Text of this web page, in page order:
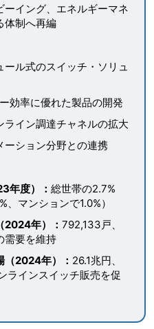
ーイング、エネルギーマネ
体制へ再編
ール式のスイッチ・ソリュ
効率に優れた製品の開発
ライン調達チャネルの拡大
ーション分野との連携
年度）： 総世帯の2.7%
、マンションで1.0%）
2024年）： 792,133戸、
需要を維持
（2024年）： 26.1兆円、
ラインスイッチ販売を促